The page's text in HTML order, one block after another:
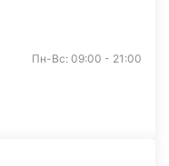
Пн-Вс: 09:00 - 21:00